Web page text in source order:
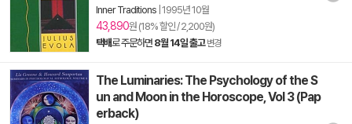
Inner Traditions 1995년 10월
43,890원 (18% 할인 / 2,200원)
택배로 주문하면 8월 14일 출고 변경
The Luminaries: The Psychology of the S
un and Moon in the Horoscope, Vol 3 (Pap
erback)